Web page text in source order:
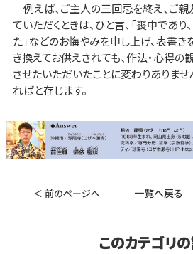
例えば、ご主人の三回忌を終え、ご
ていただくときは、ひと言、「喪中であ
た」などのお悔やみを申し上げ、表書
き換えてお供えされても、作法・心得の
させたいただいたことに変わりありませ
ればと存じます。
＜ 前のページへ 一覧へ戻る
このカテゴリ